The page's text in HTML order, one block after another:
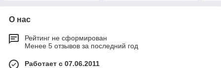
О нас
Рейтинг не сформирован
Менее 5 отзывов за последний год
Работает с 07.06.2011